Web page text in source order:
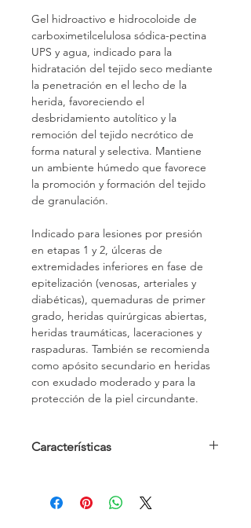
Gel hidroactivo e hidrocoloide de
carboximetilcelulosa sódica-pectina
UPS y agua, indicado para la
hidratación del tejido seco mediante
la penetración en el lecho de la
herida, favoreciendo el
desbridamiento autolítico y la
remoción del tejido necrótico de
forma natural y selectiva. Mantiene
un ambiente húmedo que favorece
la promoción y formación del tejido
de granulación.
Indicado para lesiones por presión
en etapas 1 y 2, úlceras de
extremidades inferiores en fase de
epitelización (venosas, arteriales y
diabéticas), quemaduras de primer
grado, heridas quirúrgicas abiertas,
heridas traumáticas, laceraciones y
raspaduras. También se recomienda
como apósito secundario en heridas
con exudado moderado y para la
protección de la piel circundante.
Características